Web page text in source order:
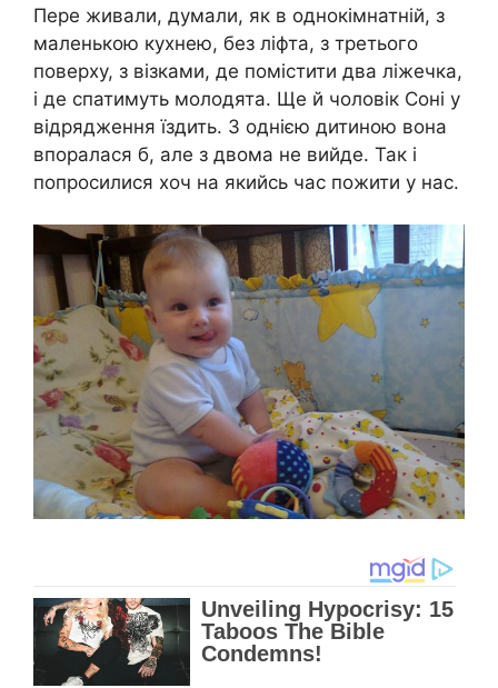
Пере живали, думали, як в однокімнатній, з
маленькою кухнею, без ліфта, з третього
поверху, з візками, де помістити два ліжечка,
і де спатимуть молодята. Ще й чоловік Соні у
відрядження їздить. З однією дитиною вона
впоралася б, але з двома не вийде. Так і
попросилися хоч на якийсь час пожити у нас.